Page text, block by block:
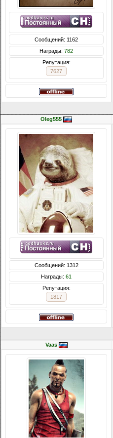
Сообщений: 1162
Награды: 782
Репутация:
7627
Oleg555
Сообщений: 1312
Награды: 61
Репутация:
1817
Vaas